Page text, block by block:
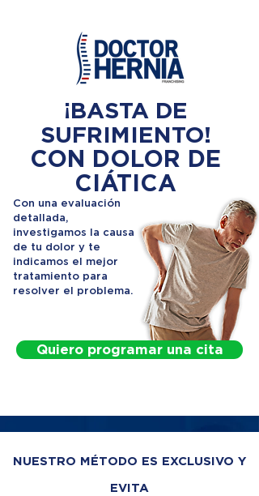
¡BASTA DE
SUFRIMIENTO!
CON DOLOR DE
CIÁTICA
Con una evaluación
detallada,
investigamos la causa
de tu dolor y te
indicamos el mejor
tratamiento para
resolver el problema.
Quiero programar una cita
NUESTRO MÉTODO ES EXCLUSIVO Y
EVITA